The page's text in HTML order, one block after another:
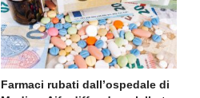
Farmaci rubati dall’ospedale di